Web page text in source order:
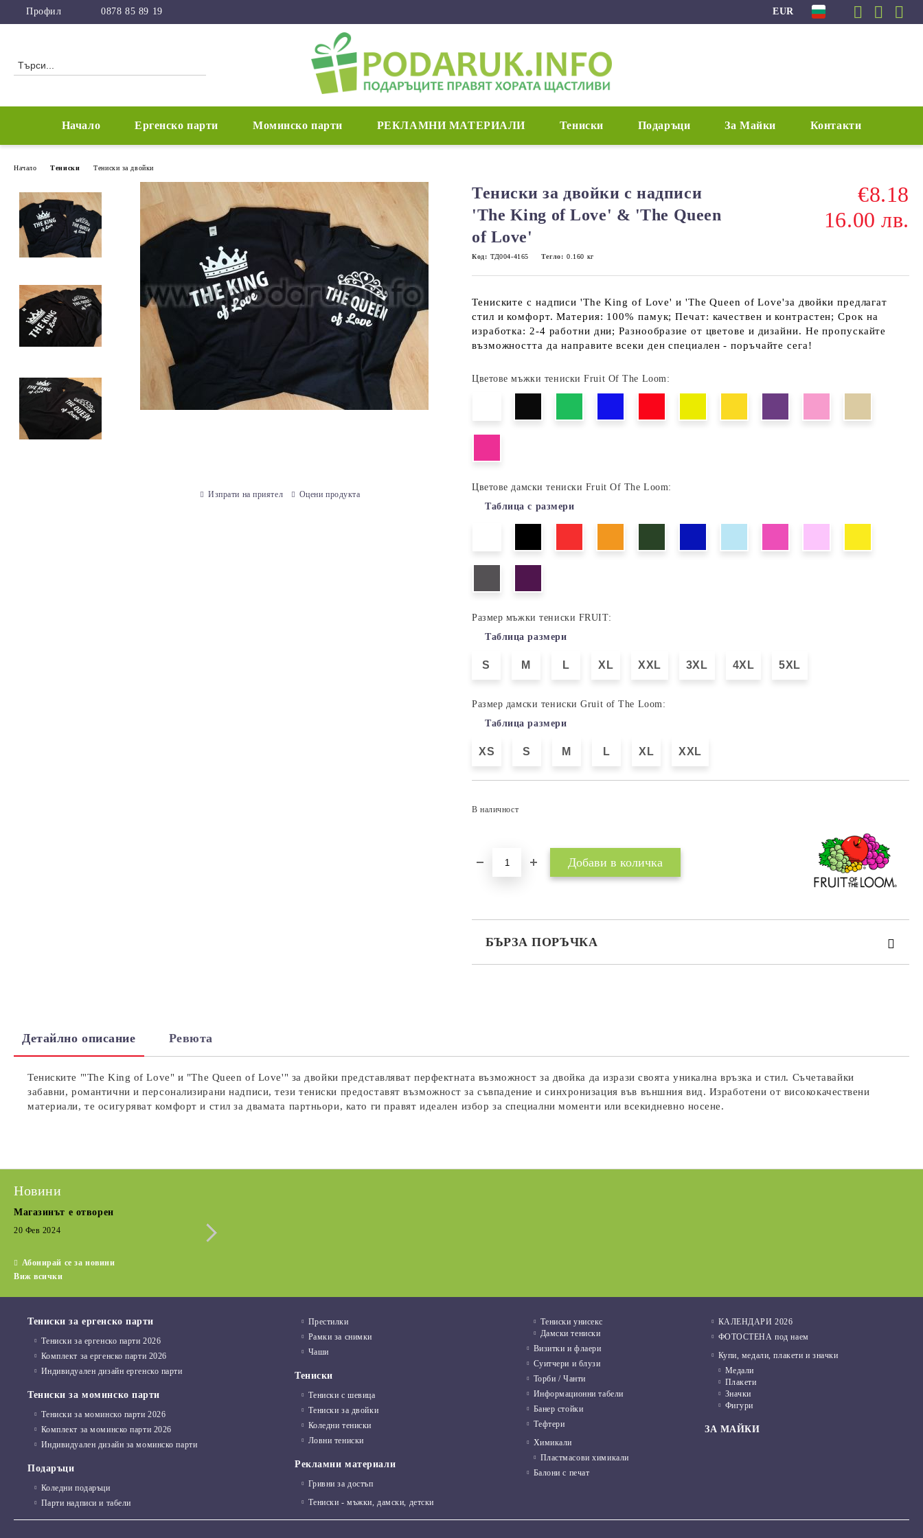
Профил 0878 85 89 19 EUR
Начало Ергенско парти Моминско парти РЕКЛАМНИ МАТЕРИАЛИ Тениски Подаръци За Майки Контакти
Начало Тениски Тениски за двойки
Тениски за двойки с надписи
'The King of Love' & 'The Queen
of Love'
€8.18
16.00 лв.
Код: ТД004-4165 Тегло: 0.160 кг
Тениските с надписи 'The King of Love' и 'The Queen of Love'за двойки предлагат
стил и комфорт. Материя: 100% памук; Печат: качествен и контрастен; Срок на
изработка: 2-4 работни дни; Разнообразие от цветове и дизайни. Не пропускайте
възможността да направите всеки ден специален - поръчайте сега!
Цветове мъжки тениски Fruit Of The Loom:
Цветове дамски тениски Fruit Of The Loom:
Таблица с размери
Размер мъжки тениски FRUIT:
Таблица размери
S M L XL XXL 3XL 4XL 5XL
Размер дамски тениски Gruit of The Loom:
Таблица размери
XS S M L XL XXL
В наличност
БЪРЗА ПОРЪЧКА
Изпрати на приятел Оцени продукта
Детайлно описание Ревюта
Тениските "'The King of Love" и "The Queen of Love'" за двойки представляват перфектната възможност за двойка да изрази своята уникална връзка и стил. Съчетавайки
забавни, романтични и персонализирани надписи, тези тениски предоставят възможност за съвпадение и синхронизация във външния вид. Изработени от висококачествени
материали, те осигуряват комфорт и стил за двамата партньори, като ги правят идеален избор за специални моменти или всекидневно носене.
Новини
Магазинът е отворен
20 Фев 2024
Абонирай се за новини
Виж всички
Тениски за ергенско парти
Тениски за ергенско парти 2026
Комплект за ергенско парти 2026
Индивидуален дизайн ергенско парти
Тениски за моминско парти
Тениски за моминско парти 2026
Комплект за моминско парти 2026
Индивидуален дизайн за моминско парти
Подаръци
Коледни подаръци
Парти надписи и табели
Престилки
Рамки за снимки
Чаши
Тениски
Тениски с шевица
Тениски за двойки
Коледни тениски
Ловни тениски
Рекламни материали
Гривни за достъп
Тениски - мъжки, дамски, детски
Тениски унисекс
Дамски тениски
Визитки и флаери
Суитчери и блузи
Торби / Чанти
Информационни табели
Банер стойки
Тефтери
Химикали
Пластмасови химикали
Балони с печат
КАЛЕНДАРИ 2026
ФОТОСТЕНА под наем
Купи, медали, плакети и значки
Медали
Плакети
Значки
Фигури
ЗА МАЙКИ